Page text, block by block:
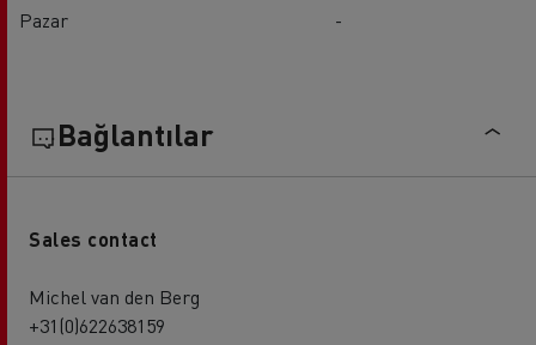
Pazar
-
Bağlantılar
Sales contact
Michel van den Berg
+31(0)622638159